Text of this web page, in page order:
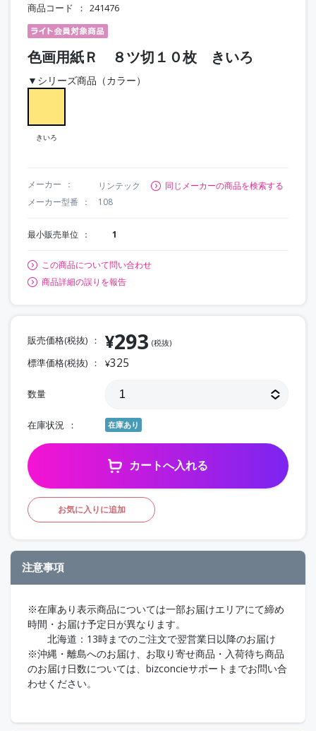
商品コード 241476
色画用紙Ｒ ８ツ切１０枚 きいろ
▼シリーズ商品（カラー）
きいろ
メーカー リンテック
同じメーカーの商品を検索する
メーカー型番
108
最小販売単位 1
この商品について問い合わせ
商品詳細の誤りを報告
販売価格(税抜) ¥293 (税抜)
標準価格(税抜) ¥325
数量
在庫状況 在庫あり
カートへ入れる
お気に入りに追加
注意事項
※在庫あり表示商品については一部お届けエリアにて締め
時間・お届け予定日が異なります。
北海道：13時までのご注文で翌営業日以降のお届け
※沖縄・離島へのお届け、お取り寄せ商品・入荷待ち商品
のお届け日数については、bizconcieサポートまでお問い合
わせください。